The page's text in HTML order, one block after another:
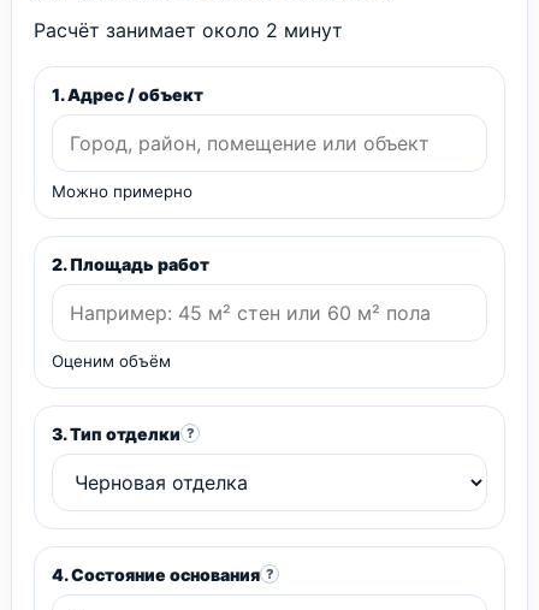
Расчёт занимает около 2 минут
1. Адрес / объект
Можно примерно
2. Площадь работ
Оценим объём
3. Тип отделки ?
4. Состояние основания ?